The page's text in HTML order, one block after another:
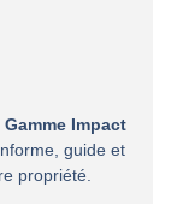
Gamme Impact
guide et
propriété.